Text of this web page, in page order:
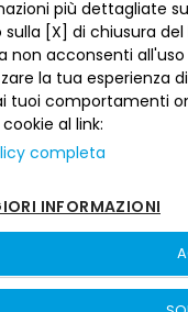
Dove siamo
Lavora con noi
Reclami
Numeri utili
Privacy
La tua scelta sui
Informativa al
Sepa
Sicurezza
Depositi dormienti
Arbitro per le
Fondo Interbancario
ACCESSIBILITÀ E
SEGUICI SUI SOCIAL
Banca del Piemonte |
più dettagliate sui
[X] di chiusura
non acconsenti
la tua esperienza
tuoi comportamenti on
al link:
completa
INFORMAZIONI